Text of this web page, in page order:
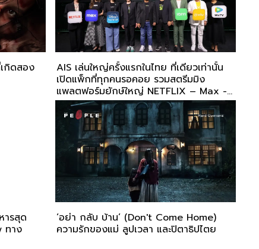
กิดสอง
AIS เล่นใหญ่ครั้งแรกในไทย ที่เดียวเท่านั้น
เปิดแพ็กที่ทุกคนรอคอย รวมสตรีมมิง
แพลตฟอร์มยักษ์ใหญ่ NETFLIX – Max -
Disney+ Hotstar – iQIYI – VIU –
WeTV จบครบในแพ็กเดียวกับ PLAY
ULTIMATE เพียง 999 บาท ต่อเดือนเท่านั้น
ารสุด
ทาง
‘อย่า กลับ บ้าน’ (Don't Come Home)
ความรักของแม่ ลูปเวลา และปิตาธิปไตย